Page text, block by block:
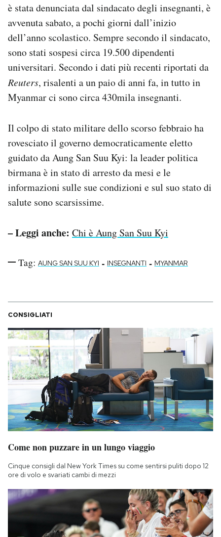
Area Personale
Newsletter
Notifiche mobile
Hai bisogno di aiuto?
Esci
è stata denunciata dal sindacato degli insegnanti, è
avvenuta sabato, a pochi giorni dall’inizio
dell’anno scolastico. Sempre secondo il sindacato,
sono stati sospesi circa 19.500 dipendenti
universitari. Secondo i dati più recenti riportati da
Reuters, risalenti a un paio di anni fa, in tutto in
Myanmar ci sono circa 430mila insegnanti.
Il colpo di stato militare dello scorso febbraio ha
rovesciato il governo democraticamente eletto
guidato da Aung San Suu Kyi: la leader politica
birmana è in stato di arresto da mesi e le
informazioni sulle sue condizioni e sul suo stato di
salute sono scarsissime.
– Leggi anche: Chi è Aung San Suu Kyi
Tag: AUNG SAN SUU KYI - INSEGNANTI - MYANMAR
CONSIGLIATI
Come non puzzare in un lungo viaggio
Cinque consigli dal New York Times su come sentirsi puliti dopo 12
ore di volo e svariati cambi di mezzi